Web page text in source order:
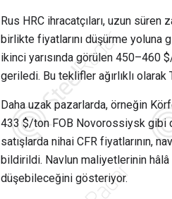
Rus HRC ihracatçıları, uzun
birlikte fiyatlarını düşürme yoluna
ikinci yarısında görülen
geriledi. Bu teklifler ağırlıklı
Daha uzak pazarlarda, örneğin
433 $/ton FOB Novorossiysk gibi
satışlarda nihai CFR fiyatlarının,
bildirildi. Navlun maliyetlerinin
düşebileceğini gösteriyor.